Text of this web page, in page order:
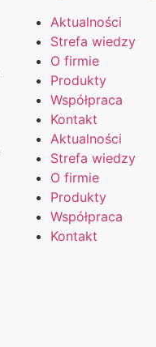
Aktualności
Strefa wiedzy
O firmie
Produkty
Współpraca
Kontakt
Aktualności
Strefa wiedzy
O firmie
Produkty
Współpraca
Kontakt